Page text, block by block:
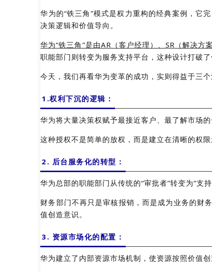
华为的“铁三角”模式是权力重构的经典案例，
决策逻辑和价值导向。
华为“铁三角”是由AR（客户经理）、SR（解决
职能部门则转变为服务支持平台，这种设计打破
今天，我们再看华为变革的成功，实则得益于三个
1.权利下沉的逻辑：
华为将大量决策权赋予最接近客户、最了解市场的
这种授权不是简单的放权，而是建立在清晰的权
2. 后台服务化的转型：
华为总部的职能部门从传统的“审批者”转变为“支持
财务部门不再只是审核报销，而是成为业务的财
值创造意识。
3. 资源市场化的配置：
华为建立了内部资源市场机制，使资源按照价值